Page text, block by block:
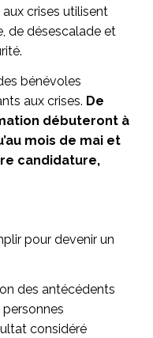
crises utilisent
de désescalade et
bénévoles
aux crises. De
débuteront à
mois de mai et
candidature,
pour devenir un
des antécédents
personnes
considéré